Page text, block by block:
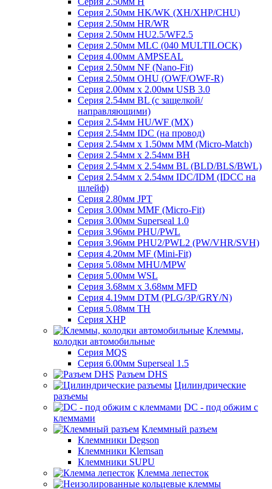
Серия 2.50мм HK/WK (XH/XHP/CHU)
Серия 2.50мм HR/WR
Серия 2.50мм HU2.5/WF2.5
Серия 2.50мм MLC (040 MULTILOCK)
Серия 4.00мм AMPSEAL
Серия 2.50мм NF (Nano-Fit)
Серия 2.50мм OHU (OWF/OWF-R)
Серия 2.00мм x 2.00мм USB 3.0
Серия 2.54мм BL (с защелкой/
направляющими)
Серия 2.54мм HU/WF (MX)
Серия 2.54мм IDC (на провод)
Серия 2.54мм х 1.50мм MM (Micro-Match)
Серия 2.54мм х 2.54мм BH
Серия 2.54мм х 2.54мм BL (BLD/BLS/BWL)
Серия 2.54мм х 2.54мм IDC/IDM (IDCC на
шлейф)
Серия 2.80мм JPT
Серия 3.00мм MMF (Micro-Fit)
Серия 3.00мм Superseal 1.0
Серия 3.96мм PHU/PWL
Серия 3.96мм PHU2/PWL2 (PW/VHR/SVH)
Серия 4.20мм MF (Mini-Fit)
Серия 5.08мм MHU/MPW
Серия 5.00мм WSL
Серия 3.68мм х 3.68мм MFD
Серия 4.19мм DTM (PLG/3P/GRY/N)
Серия 5.08мм TH
Серия XHP
Клеммы,
колодки автомобильные
Серия MQS
Серия 6.00мм Superseal 1.5
Разъем DHS
Цилиндрические
разъемы
DC - под обжим с
клеммами
Клеммный разъем
Клеммники Degson
Клеммники Klemsan
Клеммники SUPU
Клемма лепесток